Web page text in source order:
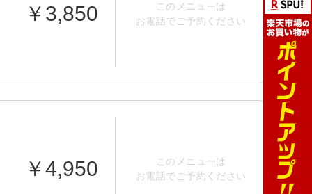
￥3,850
このメニューは
お電話でご予約ください
￥4,950
このメニューは
お電話でご予約ください